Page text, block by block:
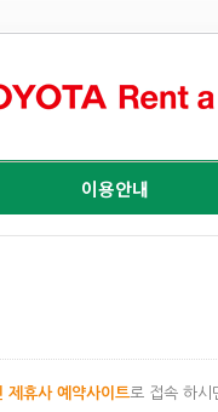
이용안내
제휴사 예약사이트로 접속 하